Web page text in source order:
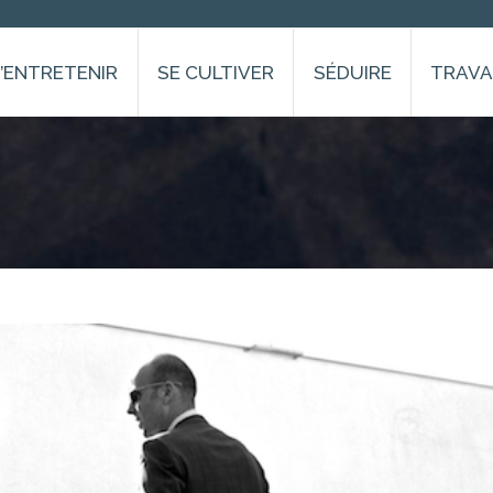
SE CULTIVER SÉDUIRE